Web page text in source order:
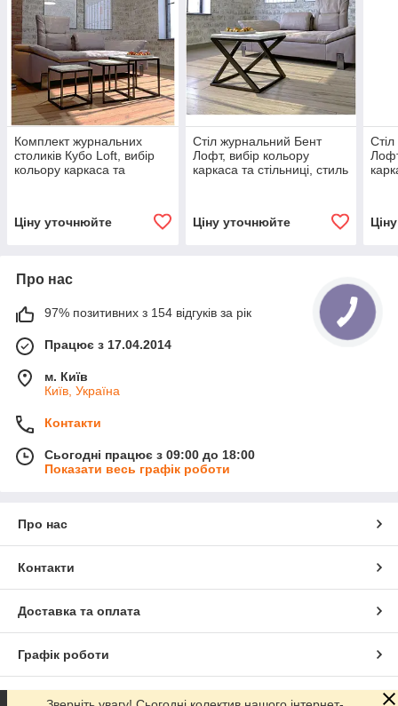
Комплект журнальних
столиків Кубо Loft, вибір
кольору каркаса та
Ціну уточнюйте
Стіл журнальний Бент
Лофт, вибір кольору
каркаса та стільниці, стиль
Ціну уточнюйте
Про нас
97% позитивних з 154 відгуків за рік
Працює з 17.04.2014
м. Київ
Київ, Україна
Контакти
Сьогодні працює з 09:00 до 18:00
Показати весь графік роботи
Про нас
Контакти
Доставка та оплата
Графік роботи
Повна версія сайту